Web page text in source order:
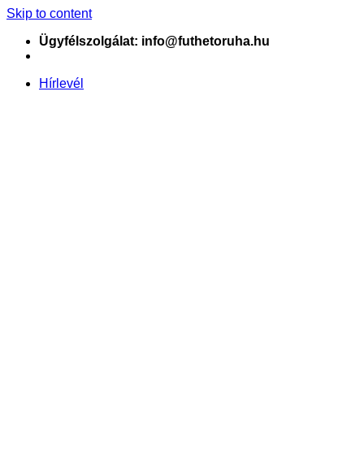
Skip to content
Ügyfélszolgálat: info@futhetoruha.hu
Hírlevél